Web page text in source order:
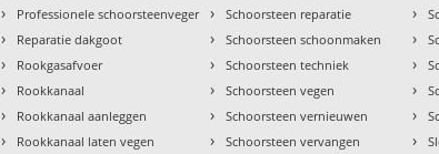
› Professionele schoorsteenveger
› Reparatie dakgoot
› Rookgasafvoer
› Rookkanaal
› Rookkanaal aanleggen
› Rookkanaal laten vegen
› Schoorsteen reparatie
› Schoorsteen schoonmaken
› Schoorsteen techniek
› Schoorsteen vegen
› Schoorsteen vernieuwen
› Schoorsteen vervangen
›
›
›
›
›
›